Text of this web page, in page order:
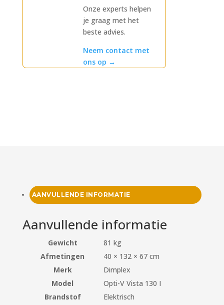
Onze experts helpen
je graag met het
beste advies.
Neem contact met
ons op →
AANVULLENDE INFORMATIE
Aanvullende informatie
Gewicht
81 kg
Afmetingen
40 × 132 × 67 cm
Merk
Dimplex
Model
Opti-V Vista 130 I
Brandstof
Elektrisch